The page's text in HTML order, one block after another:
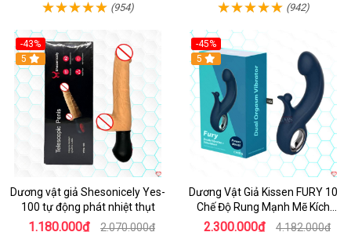
(954) (942)
-43%
5
Dương vật giả Shesonicely Yes-
100 tự động phát nhiệt thụt
1.180.000₫ 2.070.000₫
-45%
Hot
5
Dương Vật Giả Kissen FURY 10
Chế Độ Rung Mạnh Mẽ Kích
Thích
2.300.000₫ 4.182.000₫